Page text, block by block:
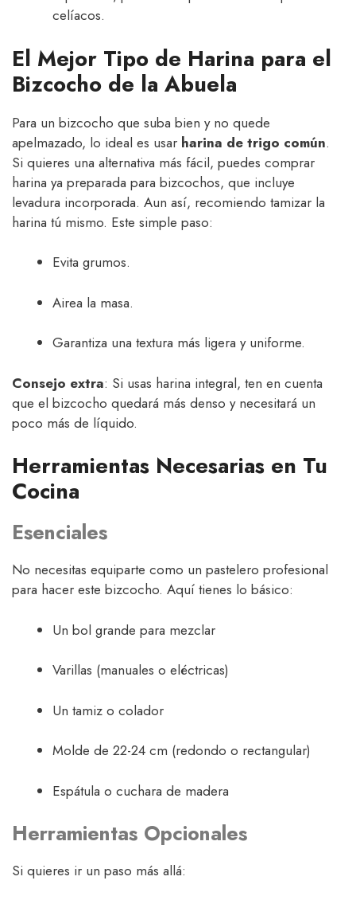
celíacos.
El Mejor Tipo de Harina para el
Bizcocho de la Abuela
Para un bizcocho que suba bien y no quede
apelmazado, lo ideal es usar harina de trigo común.
Si quieres una alternativa más fácil, puedes comprar
harina ya preparada para bizcochos, que incluye
levadura incorporada. Aun así, recomiendo tamizar la
harina tú mismo. Este simple paso:
Evita grumos.
Airea la masa.
Garantiza una textura más ligera y uniforme.
Consejo extra: Si usas harina integral, ten en cuenta
que el bizcocho quedará más denso y necesitará un
poco más de líquido.
Herramientas Necesarias en Tu
Cocina
Esenciales
No necesitas equiparte como un pastelero profesional
para hacer este bizcocho. Aquí tienes lo básico:
Un bol grande para mezclar
Varillas (manuales o eléctricas)
Un tamiz o colador
Molde de 22-24 cm (redondo o rectangular)
Espátula o cuchara de madera
Herramientas Opcionales
Si quieres ir un paso más allá: